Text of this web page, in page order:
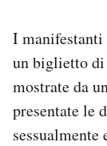
Regala il
Hai
Esci
I manifestanti
un biglietto di
mostrate da
presentate le